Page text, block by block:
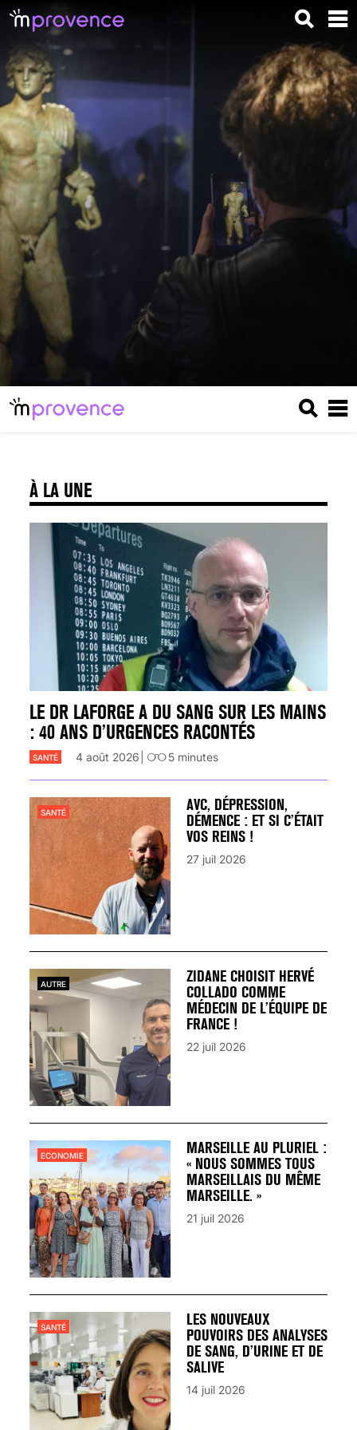
À LA UNE
LE DR LAFORGE A DU SANG SUR LES MAINS
: 40 ANS D’URGENCES RACONTÉS
SANTÉ 4 août 2026 5 minutes
AVC, DÉPRESSION,
DÉMENCE : ET SI C’ÉTAIT
VOS REINS !
SANTÉ
27 juil 2026
ZIDANE CHOISIT HERVÉ
COLLADO COMME
MÉDECIN DE L’ÉQUIPE DE
FRANCE !
AUTRE
22 juil 2026
MARSEILLE AU PLURIEL :
« NOUS SOMMES TOUS
MARSEILLAIS DU MÊME
MARSEILLE. »
ECONOMIE
21 juil 2026
LES NOUVEAUX
POUVOIRS DES ANALYSES
DE SANG, D’URINE ET DE
SALIVE
SANTÉ
14 juil 2026